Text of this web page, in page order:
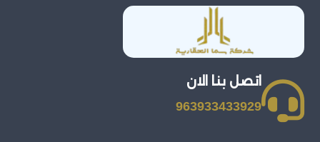
اتصل بنا الان
963933433929